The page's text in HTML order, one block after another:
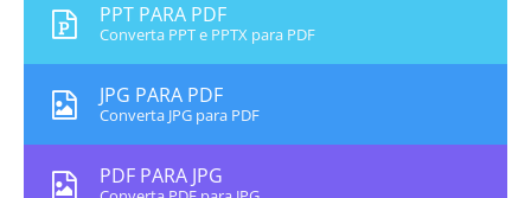
PPT PARA PDF
Converta PPT e PPTX para PDF
JPG PARA PDF
Converta JPG para PDF
PDF PARA JPG